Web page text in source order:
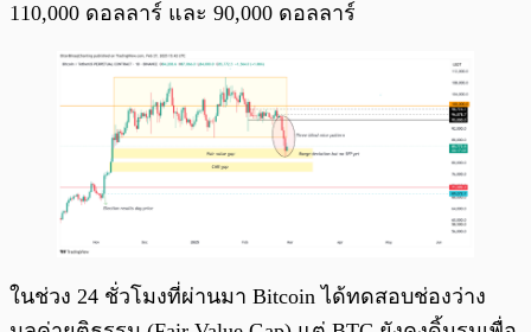
110,000 ดอลลาร์ และ 90,000 ดอลลาร์
ในช่วง 24 ชั่วโมงที่ผ่านมา Bitcoin ได้ทดสอบช่องว่าง